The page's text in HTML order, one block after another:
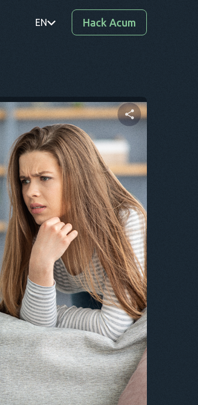
EN
RO
DE
SV
KO
EL
AR
BG
CS
DA
IT
FR
NL
ES
TR
Hack Acum
Distribuie acest articol
Twitter Facebook Copiați link-ul